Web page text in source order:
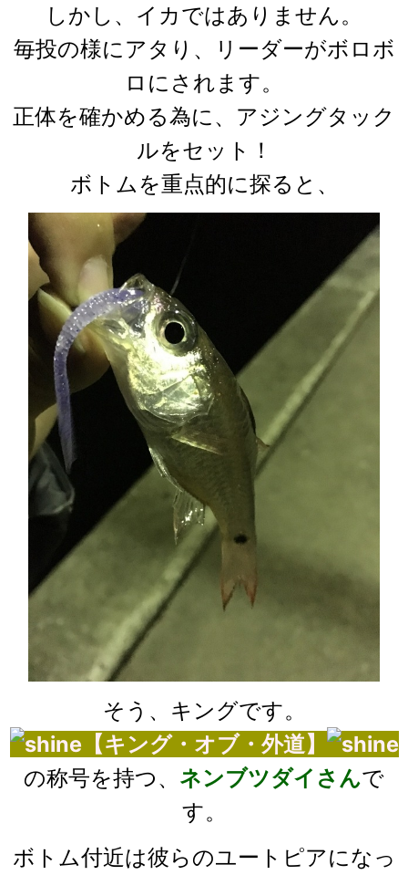
しかし、イカではありません。
毎投の様にアタり、リーダーがボロボ
ロにされます。
正体を確かめる為に、アジングタック
ルをセット！
ボトムを重点的に探ると、
そう、キングです。
【キング・オブ・外道】
の称号を持つ、 ネンブツダイさんで
す。
ボトム付近は彼らのユートピアになっ